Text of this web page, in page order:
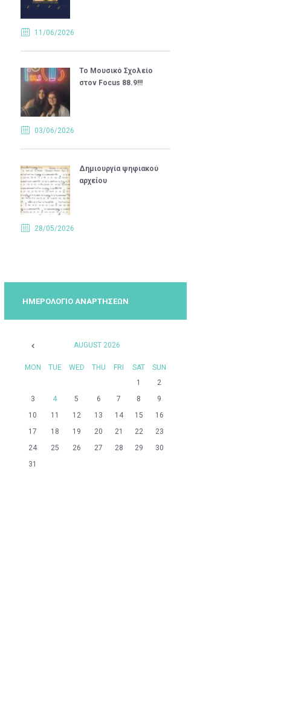
11/06/2026
Το Μουσικό Σχολείο
στον Focus 88.9!!!
03/06/2026
Δημιουργία ψηφιακού
αρχείου
28/05/2026
ΗΜΕΡΟΛΟΓΙΟ ΑΝΑΡΤΗΣΕΩΝ
AUGUST 2026
MON TUE WED THU FRI SAT
SUN
1
2
3
4 5 6 7 8
9
10
11 12 13 14 15
16
17
18 19 20 21 22
23
24
25 26 27 28 29
30
31